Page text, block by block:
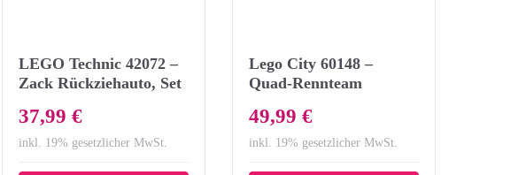
LEGO Technic 42072 –
Zack Rückziehauto, Set
37,99 €
inkl. 19% gesetzlicher MwSt.
Lego City 60148 –
Quad-Rennteam
49,99 €
inkl. 19% gesetzlicher MwSt.